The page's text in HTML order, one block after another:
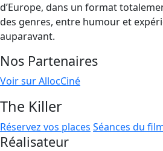
d’Europe, dans un format
des genres, entre humour et
auparavant.
Nos Partenaires
Voir sur AllocCiné
The Killer
Réservez vos places Séances du
Réalisateur